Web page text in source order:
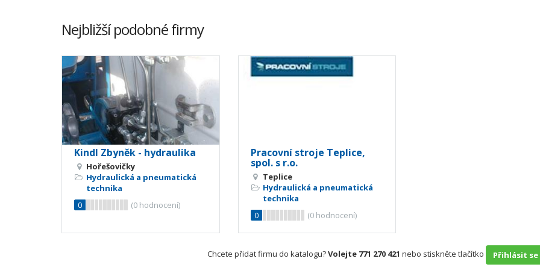
Nejbližší podobné firmy
Kindl Zbyněk - hydraulika
Hořešovičky
Hydraulická a pneumatická
technika
0
(0 hodnocení)
Pracovní stroje Teplice,
spol. s r.o.
Teplice
Hydraulická a pneumatická
technika
0
(0hodnocení)
Chcete přidat firmu do katalogu?Volejte 771 270 421 nebo stiskněte tlačítko Přihlásit